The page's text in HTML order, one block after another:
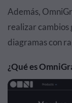
Además,
realizar cambios
diagramas con
¿Qué es